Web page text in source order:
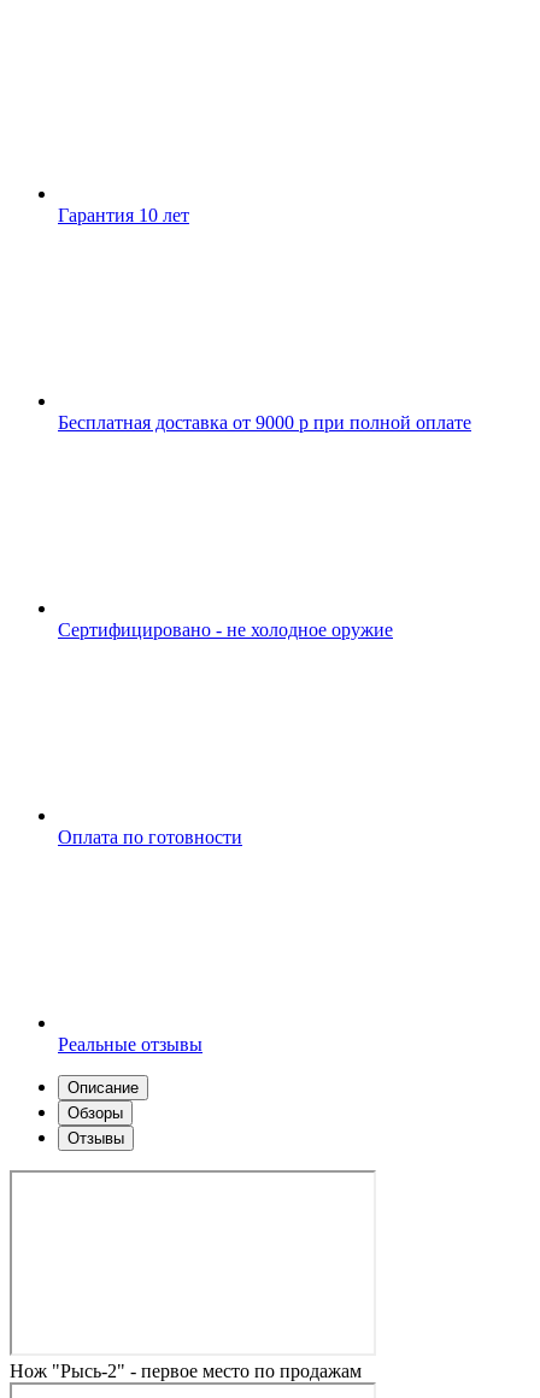
Гарантия 10 лет
Бесплатная доставка от 9000 р при полной оплате
Сертифицировано - не холодное оружие
Оплата по готовности
Реальные отзывы
Описание
Обзоры
Отзывы
Нож "Рысь-2" - первое место по продажам